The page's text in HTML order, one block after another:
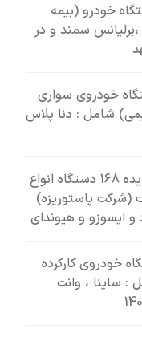
فروش 10 دستگاه خودرو (بیمه
پارسیان) : پژو 405 ،برلیانس سمند و در
فروش 2 دستگاه خودروی سواری
شامل : دنا پلاس
فراخوان واگذاری مزایده 168 دستگاه انواع
(شرکت پاستوریزه)
و ایسوزو و هیوندای
5 دستگاه خودروی کارکرده
، وانت